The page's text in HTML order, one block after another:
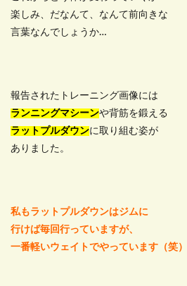
楽しみ、だなんて、なんて前向きな
言葉なんでしょうか…
報告されたトレーニング画像には
ランニングマシーンや背筋を鍛える
ラットプルダウンに取り組む姿が
ありました。
私もラットプルダウンはジムに
行けば毎回行っていますが、
一番軽いウェイトでやっています（笑）